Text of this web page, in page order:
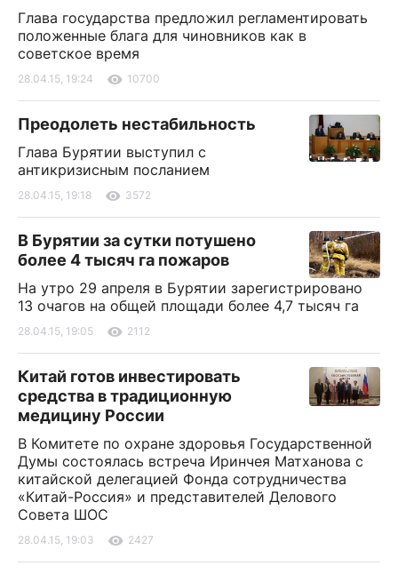
Глава государства предложил регламентировать
положенные блага для чиновников как в
советское время
28.04.15, 19:24 10700
Преодолеть нестабильность
Глава Бурятии выступил с
антикризисным посланием
28.04.15, 19:18 3572
В Бурятии за сутки потушено
более 4 тысяч га пожаров
На утро 29 апреля в Бурятии зарегистрировано
13 очагов на общей площади более 4,7 тысяч га
28.04.15, 19:05 2112
Китай готов инвестировать
средства в традиционную
медицину России
В Комитете по охране здоровья Государственной
Думы состоялась встреча Иринчея Матханова с
китайской делегацией Фонда сотрудничества
«Китай-Россия» и представителей Делового
Совета ШОС
28.04.15, 19:03 2427